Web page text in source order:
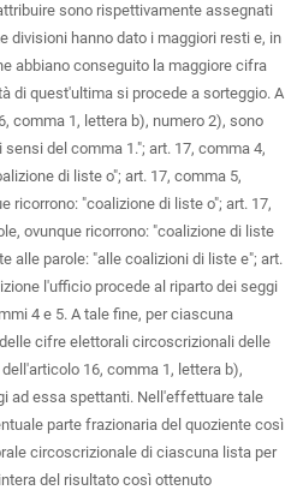
sono rispettivamente assegnati
divisioni hanno dato i maggiori resti e, in
abbiano conseguito la maggiore cifra
di quest'ultima si procede a sorteggio. A
comma 1, lettera b), numero 2), sono
del comma 1."; art. 17, comma 4,
di liste o"; art. 17, comma 5,
ricorrono: "coalizione di liste o"; art. 17,
ovunque ricorrono: "coalizione di liste
alle parole: "alle coalizioni di liste e"; art.
l'ufficio procede al riparto dei seggi
4 e 5. A tale fine, per ciascuna
cifre elettorali circoscrizionali delle
16, comma 1, lettera b),
ad essa spettanti. Nell'effettuare tale
parte frazionaria del quoziente così
circoscrizionale di ciascuna lista per
del risultato così ottenuto